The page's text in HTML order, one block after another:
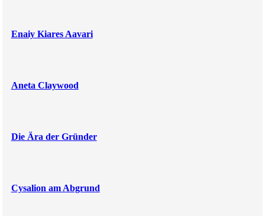
Enaiy Kiares Aavari
Aneta Claywood
Die Ära der Gründer
Cysalion am Abgrund